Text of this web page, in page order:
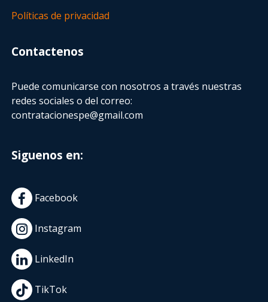
Políticas de privacidad
Contactenos
Puede comunicarse con nosotros a través nuestras
redes sociales o del correo:
contratacionespe@gmail.com
Siguenos en:
Facebook
Instagram
LinkedIn
TikTok